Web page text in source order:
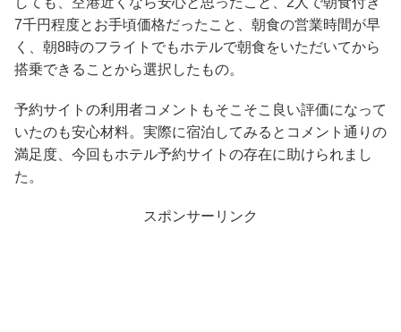
7千円程度とお手頃価格だったこと、朝食の営業時間が早
く、朝8時のフライトでもホテルで朝食をいただいてから
搭乗できることから選択したもの。
予約サイトの利用者コメントもそこそこ良い評価になって
いたのも安心材料。実際に宿泊してみるとコメント通りの
満足度、今回もホテル予約サイトの存在に助けられまし
た。
スポンサーリンク